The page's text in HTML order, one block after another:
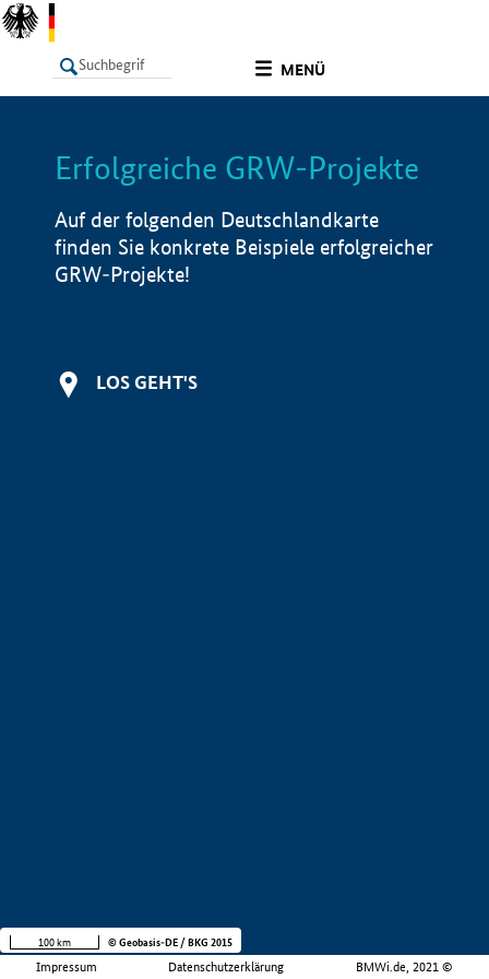
MENÜ
LISTE Info
Erfolgreiche GRW-Projekte
Auf der folgenden Deutschlandkarte
finden Sie konkrete Beispiele erfolgreicher
GRW-Projekte!
LOS GEHT'S
Impressum Datenschutzerklärung BMWi.de, 2021 ©
100 km © Geobasis-DE / BKG 2015